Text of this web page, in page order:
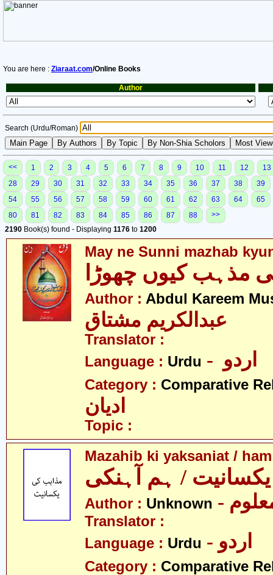
You are here : Ziaraat.com/Online Books
Author
Search (Urdu/Roman)
<< 1 2 3 4 5 6 7 8 9 10 11 12
13
28
29 30 31 32 33 34 35 36 37 38
39
54
55 56 57 58 59 60 61 62 63 64
65
80
81 82 83 84 85 86 87 88
>>
2190 Book(s) found - Displaying 1176 to 1200
May ne Sunni mazhab
مذہب کیوں چھوڑا
Author : Abdul Kareem
عبدالکریم مشتاق
Translator :
Language : Urdu
Category : Comparative
ادیان
Topic :
Mazahib ki yaksaniat /
/ ہم آہنکی
Author : Unknown
Translator :
Language : Urdu - اردو
Category : Comparative